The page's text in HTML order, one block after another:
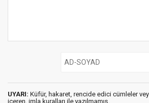
UYARI: Küfür, hakaret, rencide edici cümleler
içeren, imla kuralları ile yazılmamış,